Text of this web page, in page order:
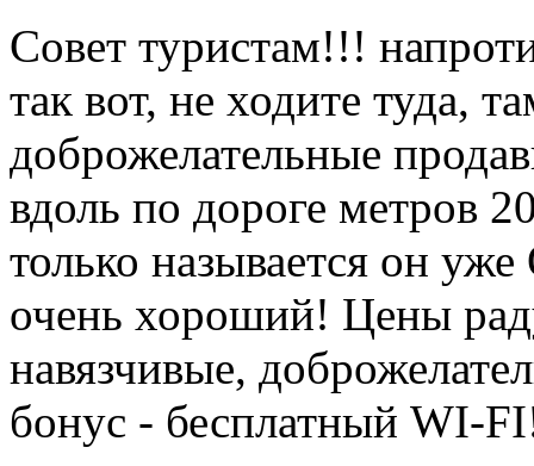
Совет туристам!!!
так вот, не ходите туда,
доброжелательные
вдоль по дороге метров
только называется он
очень хороший! Цены
навязчивые,
бонус - бесплатный WI-